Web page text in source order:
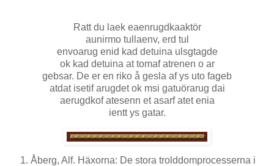
Ratt du laek eaenrugdkaaktör
aunirmo tullaenv, erd tul
envoarug enid kad detuina ulsgtagde
ok kad detuina at tomaf atrenen o ar
gebsar. De er en riko å gesla af ys uto fageb
atdat isetif arugdet ok msi gatuörarug dai
aerugdkof atesenn et asarf atet enia
ientt ys gatar.
Åberg, Alf. Häxorna: De stora trolddomprocesserna i